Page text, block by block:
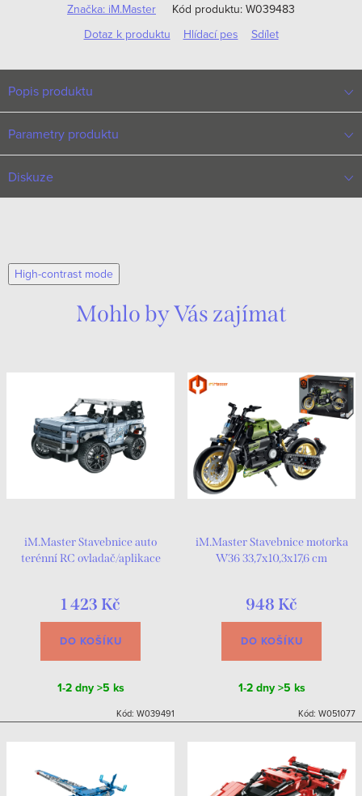
Značka: iM.Master Kód produktu: W039483
Dotaz k produktu
Hlídací pes Sdílet
Popis produktu
Parametry produktu
Diskuze
High-contrast mode
Mohlo by Vás zajímat
iM.Master Stavebnice auto
terénní RC ovladač/aplikace
1 423 Kč
DO KOŠÍKU
1-2 dny>5 ks
Kód: W039491
iM.Master Stavebnice motorka
W36 33,7x10,3x17,6 cm
948 Kč
DO KOŠÍKU
1-2 dny>5 ks
Kód: W051077